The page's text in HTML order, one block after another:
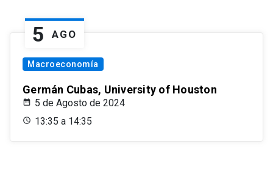
5 AGO
Macroeconomía
Germán Cubas, University of Houston
5 de Agosto de 2024
13:35 a 14:35